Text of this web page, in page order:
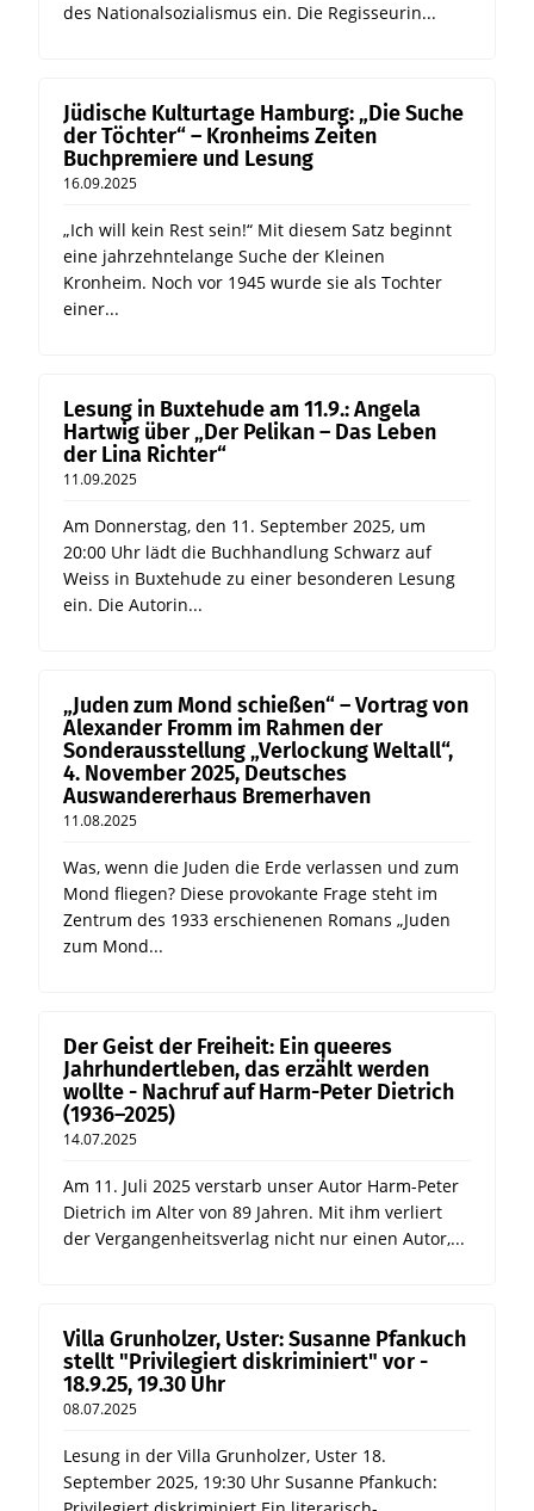
des Nationalsozialismus ein. Die Regisseurin...
Jüdische Kulturtage Hamburg: „Die Suche
der Töchter“ – Kronheims Zeiten
Buchpremiere und Lesung
16.09.2025
„Ich will kein Rest sein!“ Mit diesem Satz beginnt
eine jahrzehntelange Suche der Kleinen
Kronheim. Noch vor 1945 wurde sie als Tochter
einer...
Lesung in Buxtehude am 11.9.: Angela
Hartwig über „Der Pelikan – Das Leben
der Lina Richter“
11.09.2025
Am Donnerstag, den 11. September 2025, um
20:00 Uhr lädt die Buchhandlung Schwarz auf
Weiss in Buxtehude zu einer besonderen Lesung
ein. Die Autorin...
„Juden zum Mond schießen“ – Vortrag von
Alexander Fromm im Rahmen der
Sonderausstellung „Verlockung Weltall“,
4. November 2025, Deutsches
Auswandererhaus Bremerhaven
11.08.2025
Was, wenn die Juden die Erde verlassen und zum
Mond fliegen? Diese provokante Frage steht im
Zentrum des 1933 erschienenen Romans „Juden
zum Mond...
Der Geist der Freiheit: Ein queeres
Jahrhundertleben, das erzählt werden
wollte - Nachruf auf Harm-Peter Dietrich
(1936–2025)
14.07.2025
Am 11. Juli 2025 verstarb unser Autor Harm-Peter
Dietrich im Alter von 89 Jahren. Mit ihm verliert
der Vergangenheitsverlag nicht nur einen Autor,...
Villa Grunholzer, Uster: Susanne Pfankuch
stellt "Privilegiert diskriminiert" vor -
18.9.25, 19.30 Uhr
08.07.2025
Lesung in der Villa Grunholzer, Uster 18.
September 2025, 19:30 Uhr Susanne Pfankuch: